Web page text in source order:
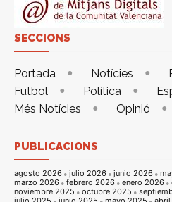
SECCIONS
Portada Notícies
Futbol
Política
Més Notícies
Opinió
PUBLICACIONS
agosto 2026 julio 2026 junio 2026
marzo 2026
febrero 2026 enero 2026
noviembre 2025
octubre 2025